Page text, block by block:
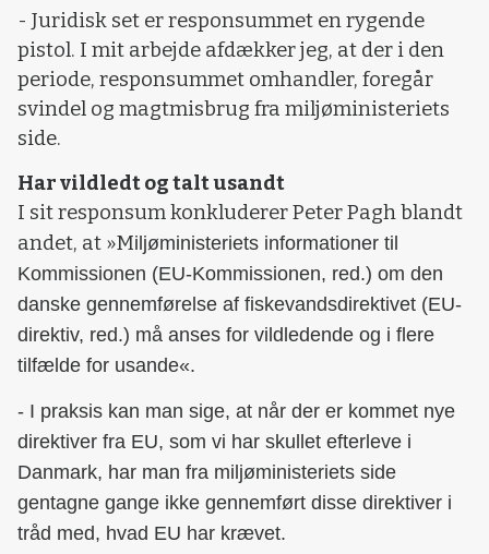
- Juridisk set er responsummet en rygende
pistol. I mit arbejde afdækker jeg, at der i den
periode, responsummet omhandler, foregår
svindel og magtmisbrug fra miljøministeriets
side.
Har vildledt og talt usandt
I sit responsum konkluderer Peter Pagh blandt
andet, at »Miljøministeriets informationer til
Kommissionen (EU-Kommissionen, red.) om den
danske gennemførelse af fiskevandsdirektivet (EU-
direktiv, red.) må anses for vildledende og i flere
tilfælde for usande«.
- I praksis kan man sige, at når der er kommet nye
direktiver fra EU, som vi har skullet efterleve i
Danmark, har man fra miljøministeriets side
gentagne gange ikke gennemført disse direktiver i
tråd med, hvad EU har krævet.